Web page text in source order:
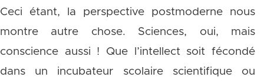
Ceci étant, la perspective postmoderne nous
montre autre chose. Sciences, oui, mais
conscience aussi ! Que l’intellect soit fécondé
dans un incubateur scolaire scientifique ou